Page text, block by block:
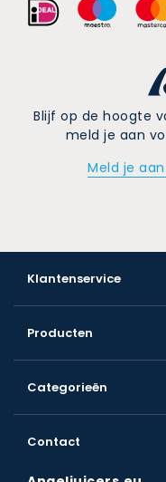
Blijf op de hoogte
meld je aan
Meld je
Klantenservice
Producten
Categorieën
Contact